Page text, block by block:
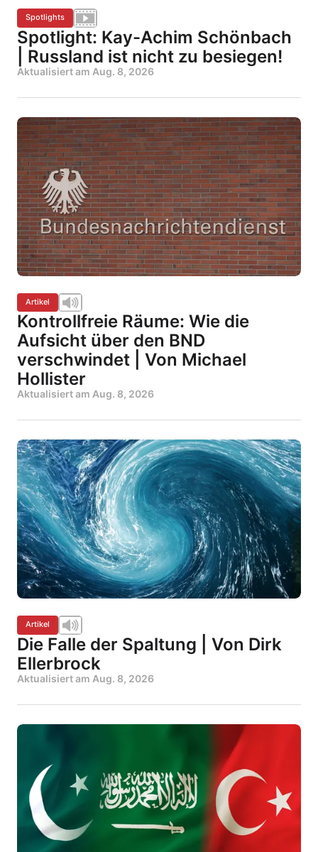
Spotlights
Spotlight: Kay-Achim Schönbach
| Russland ist nicht zu besiegen!
Aktualisiert am Aug. 8, 2026
Artikel
Kontrollfreie Räume: Wie die
Aufsicht über den BND
verschwindet | Von Michael
Hollister
Aktualisiert am Aug. 8, 2026
Artikel
Die Falle der Spaltung | Von Dirk
Ellerbrock
Aktualisiert am Aug. 8, 2026